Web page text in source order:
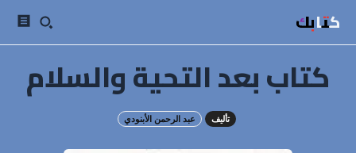
كتابك
كتاب بعد التحية والسلام
تأليف عبد الرحمن الأبنودي